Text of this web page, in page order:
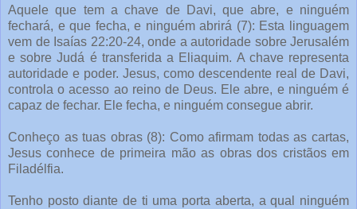
Aquele que tem a chave de Davi, que abre, e ninguém
fechará, e que fecha, e ninguém abrirá (7): Esta linguagem
vem de Isaías 22:20-24, onde a autoridade sobre Jerusalém
e sobre Judá é transferida a Eliaquim. A chave representa
autoridade e poder. Jesus, como descendente real de Davi,
controla o acesso ao reino de Deus. Ele abre, e ninguém é
capaz de fechar. Ele fecha, e ninguém consegue abrir.
Conheço as tuas obras (8): Como afirmam todas as cartas,
Jesus conhece de primeira mão as obras dos cristãos em
Filadélfia.
Tenho posto diante de ti uma porta aberta, a qual ninguém